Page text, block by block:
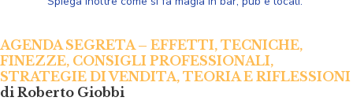
AGENDA SEGRETA – EFFETTI, TECNICHE,
FINEZZE, CONSIGLI PROFESSIONALI,
STRATEGIE DI VENDITA, TEORIA E RIFLESSIONI
di Roberto Giobbi